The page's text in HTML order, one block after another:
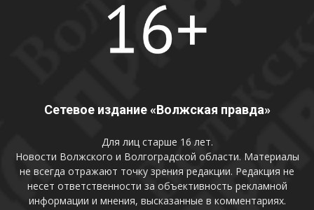
Сетевое издание «Волжская правда»
Для лиц старше 16 лет.
Новости Волжского и Волгоградской области. Материалы
не всегда отражают точку зрения редакции. Редакция не
несет ответственности за объективность рекламной
информации и мнения, высказанные в комментариях.